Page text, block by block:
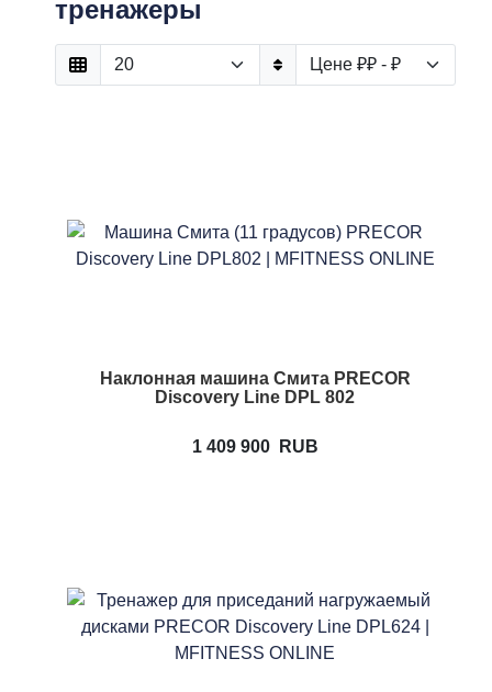
тренажеры
Наклонная машина Смита PRECOR
Discovery Line DPL 802
1 409 900 RUB